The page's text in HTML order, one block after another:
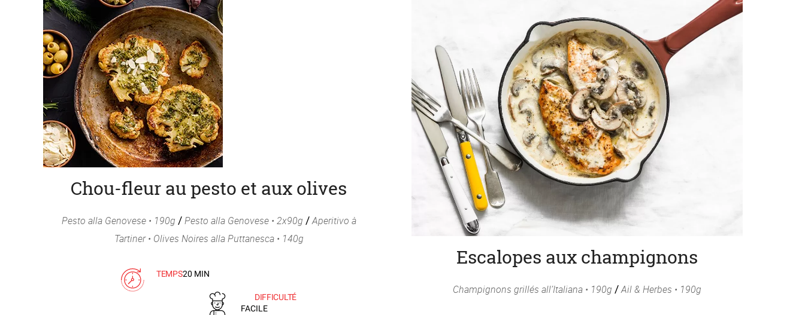
Chou-fleur au pesto et aux olives
Pesto alla Genovese • 190g /Pesto alla Genovese • 2x90g /Aperitivo à
Tartiner • Olives Noires alla Puttanesca • 140g
TEMPS20 MIN
DIFFICULTÉ
FACILE
Escalopes aux champignons
Champignons grillés all’Italiana • 190g /Ail & Herbes • 190g